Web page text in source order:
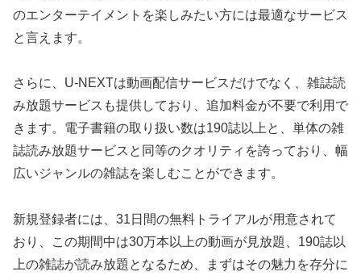
のエンターテイメントを楽しみたい方には最適なサービス
と言えます。
さらに、U-NEXTは動画配信サービスだけでなく、雑誌読
み放題サービスも提供しており、追加料金が不要で利用で
きます。電子書籍の取り扱い数は190誌以上と、単体の雑
誌読み放題サービスと同等のクオリティを誇っており、幅
広いジャンルの雑誌を楽しむことができます。
新規登録者には、31日間の無料トライアルが用意されて
おり、この期間中は30万本以上の動画が見放題、190誌以
上の雑誌が読み放題となるため、まずはその魅力を存分に